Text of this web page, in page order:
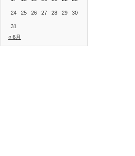
24 25 26 27 28 29 30
31
« 6月